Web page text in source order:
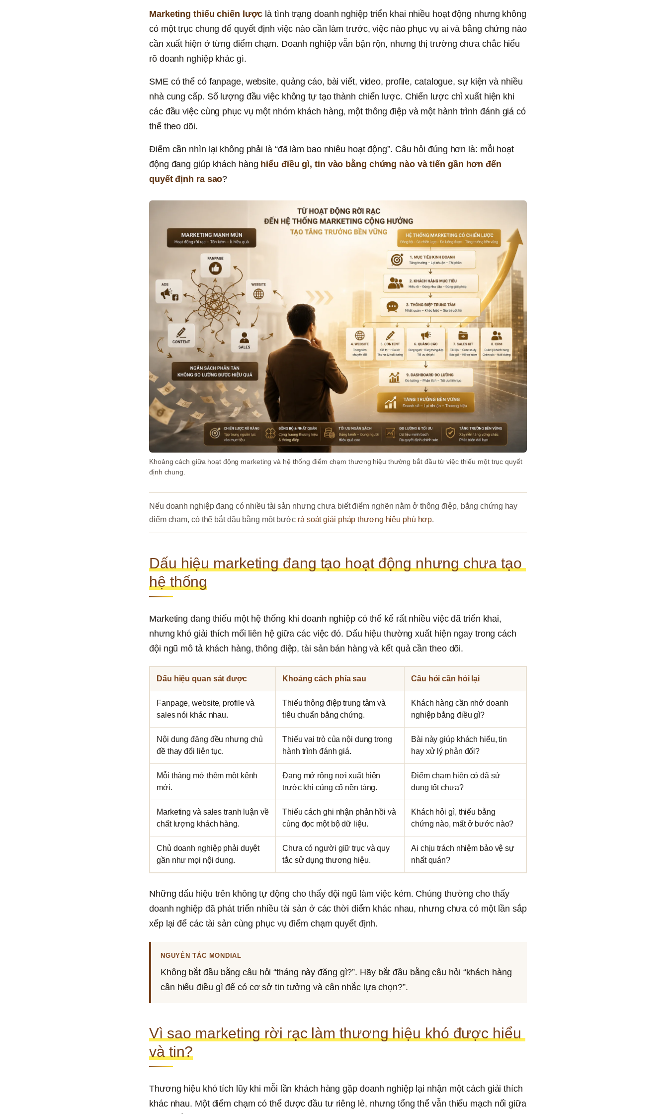
Marketing thiếu chiến lược là tình trạng doanh nghiệp triển khai nhiều hoạt động nhưng không
có một trục chung để quyết định việc nào cần làm trước, việc nào phục vụ ai và bằng chứng nào
cần xuất hiện ở từng điểm chạm. Doanh nghiệp vẫn bận rộn, nhưng thị trường chưa chắc hiểu
rõ doanh nghiệp khác gì.
SME có thể có fanpage, website, quảng cáo, bài viết, video, profile, catalogue, sự kiện và nhiều
nhà cung cấp. Số lượng đầu việc không tự tạo thành chiến lược. Chiến lược chỉ xuất hiện khi
các đầu việc cùng phục vụ một nhóm khách hàng, một thông điệp và một hành trình đánh giá có
thể theo dõi.
Điểm cần nhìn lại không phải là “đã làm bao nhiêu hoạt động”. Câu hỏi đúng hơn là: mỗi hoạt
động đang giúp khách hàng hiểu điều gì, tin vào bằng chứng nào và tiến gần hơn đến
quyết định ra sao?
Khoảng cách giữa hoạt động marketing và hệ thống điểm chạm thương hiệu thường bắt đầu từ việc thiếu một trục quyết
định chung.
Nếu doanh nghiệp đang có nhiều tài sản nhưng chưa biết điểm nghẽn nằm ở thông điệp, bằng chứng hay
điểm chạm, có thể bắt đầu bằng một bước rà soát giải pháp thương hiệu phù hợp.
Dấu hiệu marketing đang tạo hoạt động nhưng chưa tạo
hệ thống
Marketing đang thiếu một hệ thống khi doanh nghiệp có thể kể rất nhiều việc đã triển khai,
nhưng khó giải thích mối liên hệ giữa các việc đó. Dấu hiệu thường xuất hiện ngay trong cách
đội ngũ mô tả khách hàng, thông điệp, tài sản bán hàng và kết quả cần theo dõi.
Dấu hiệu quan sát được Khoảng cách phía sau Câu hỏi cần hỏi lại
Fanpage, website, profile và
sales nói khác nhau.
Thiếu thông điệp trung tâm và
tiêu chuẩn bằng chứng.
Khách hàng cần nhớ doanh
nghiệp bằng điều gì?
Nội dung đăng đều nhưng chủ
đề thay đổi liên tục.
Thiếu vai trò của nội dung trong
hành trình đánh giá.
Bài này giúp khách hiểu, tin
hay xử lý phản đối?
Mỗi tháng mở thêm một kênh
mới.
Đang mở rộng nơi xuất hiện
trước khi củng cố nền tảng.
Điểm chạm hiện có đã sử
dụng tốt chưa?
Marketing và sales tranh luận về
chất lượng khách hàng.
Thiếu cách ghi nhận phản hồi và
cùng đọc một bộ dữ liệu.
Khách hỏi gì, thiếu bằng
chứng nào, mất ở bước nào?
Chủ doanh nghiệp phải duyệt
gần như mọi nội dung.
Chưa có người giữ trục và quy
tắc sử dụng thương hiệu.
Ai chịu trách nhiệm bảo vệ sự
nhất quán?
Những dấu hiệu trên không tự động cho thấy đội ngũ làm việc kém. Chúng thường cho thấy
doanh nghiệp đã phát triển nhiều tài sản ở các thời điểm khác nhau, nhưng chưa có một lần sắp
xếp lại để các tài sản cùng phục vụ điểm chạm quyết định.
NGUYÊN TẮC MONDIAL
Không bắt đầu bằng câu hỏi “tháng này đăng gì?”. Hãy bắt đầu bằng câu hỏi “khách hàng
cần hiểu điều gì để có cơ sở tin tưởng và cân nhắc lựa chọn?”.
Vì sao marketing rời rạc làm thương hiệu khó được hiểu
và tin?
Thương hiệu khó tích lũy khi mỗi lần khách hàng gặp doanh nghiệp lại nhận một cách giải thích
khác nhau. Một điểm chạm có thể được đầu tư riêng lẻ, nhưng tổng thể vẫn thiếu mạch nối giữa